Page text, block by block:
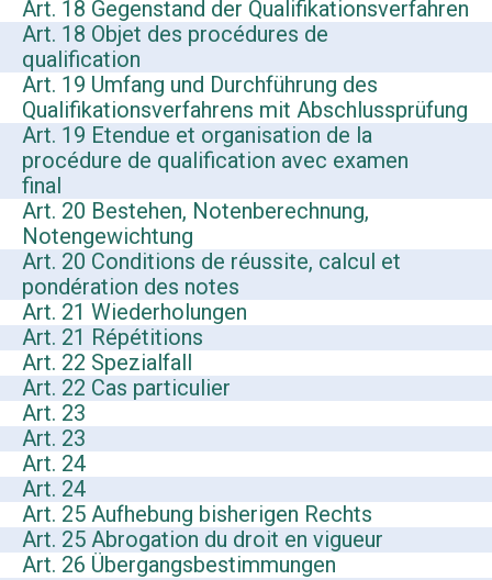
Art. 18 Gegenstand der Qualifikationsverfahren
Art. 18 Objet des procédures de
qualification
Art. 19 Umfang und Durchführung des
Qualifikationsverfahrens mit Abschlussprüfung
Art. 19 Etendue et organisation de la
procédure de qualification avec examen
final
Art. 20 Bestehen, Notenberechnung,
Notengewichtung
Art. 20 Conditions de réussite, calcul et
pondération des notes
Art. 21 Wiederholungen
Art. 21 Répétitions
Art. 22 Spezialfall
Art. 22 Cas particulier
Art. 23
Art. 23
Art. 24
Art. 24
Art. 25 Aufhebung bisherigen Rechts
Art. 25 Abrogation du droit en vigueur
Art. 26 Übergangsbestimmungen